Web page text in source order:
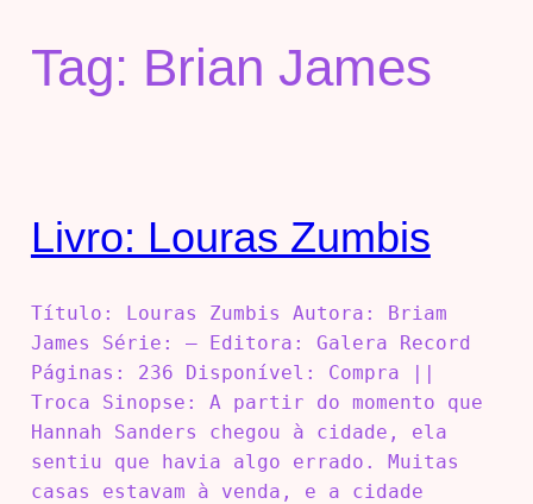
Tag: Brian James
Livro: Louras Zumbis
Título: Louras Zumbis Autora: Briam
James Série: – Editora: Galera Record
Páginas: 236 Disponível: Compra ||
Troca Sinopse: A partir do momento que
Hannah Sanders chegou à cidade, ela
sentiu que havia algo errado. Muitas
casas estavam à venda, e a cidade